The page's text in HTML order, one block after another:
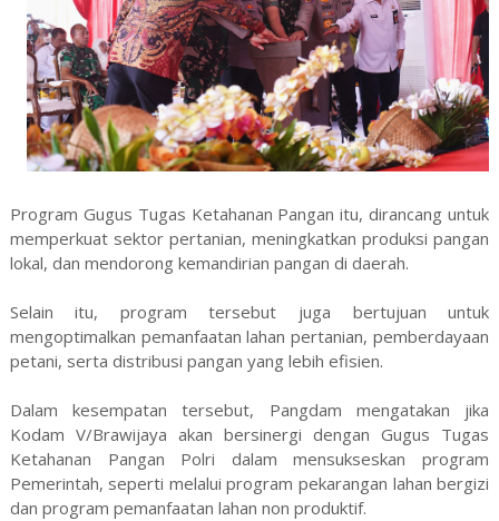
Program Gugus Tugas Ketahanan Pangan itu, dirancang untuk
memperkuat sektor pertanian, meningkatkan produksi pangan
lokal, dan mendorong kemandirian pangan di daerah.
Selain itu, program tersebut juga bertujuan untuk
mengoptimalkan pemanfaatan lahan pertanian, pemberdayaan
petani, serta distribusi pangan yang lebih efisien.
Dalam kesempatan tersebut, Pangdam mengatakan jika
Kodam V/Brawijaya akan bersinergi dengan Gugus Tugas
Ketahanan Pangan Polri dalam mensukseskan program
Pemerintah, seperti melalui program pekarangan lahan bergizi
dan program pemanfaatan lahan non produktif.